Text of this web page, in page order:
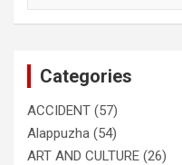
Categories
ACCIDENT (57)
Alappuzha (54)
ART AND CULTURE (26)